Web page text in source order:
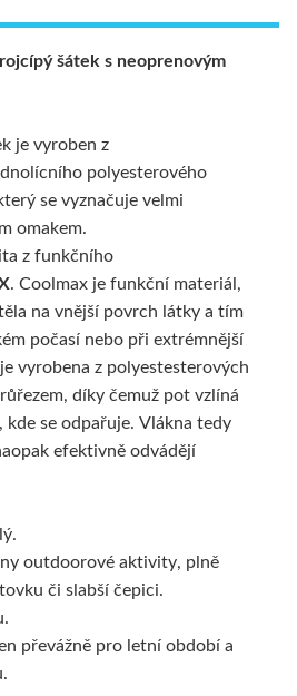
POPIS ALTERNATIVNÍ ZBOŽÍ
šátek s neoprenovým
je vyroben z
polyesterového
se vyznačuje velmi
omakem.
z funkčního
. Coolmax je funkční materiál,
na vnější povrch látky a tím
počasí nebo při extrémnější
vyrobena z polyestesterových
díky čemuž pot vzlíná
se odpařuje. Vlákna tedy
efektivně odvádějí
outdoorové aktivity, plně
či slabší čepici.
převážně pro letní období a